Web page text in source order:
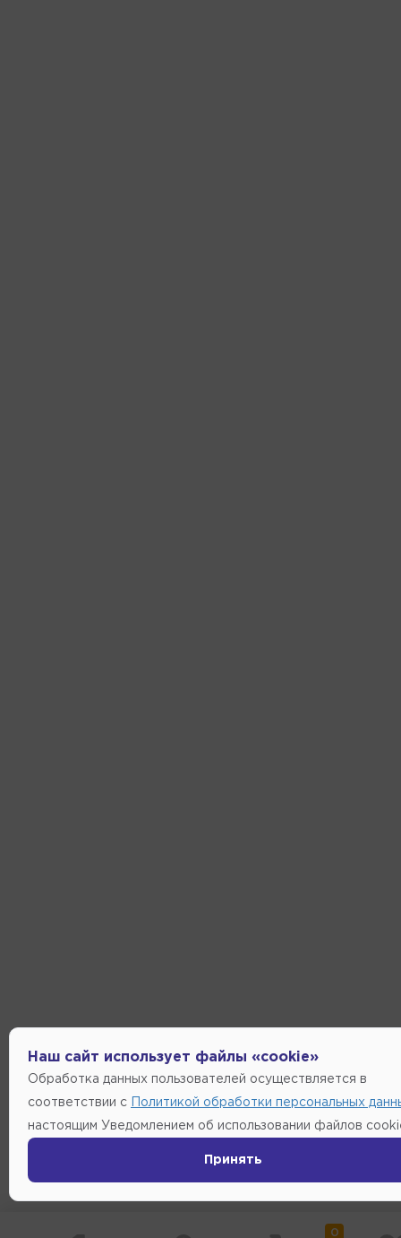
0
Наш сайт использует файлы «cookie»
Обработка данных пользователей осуществляется в
соответствии с Политикой обработки персональных
настоящим Уведомлением об использовании файлов
Принять